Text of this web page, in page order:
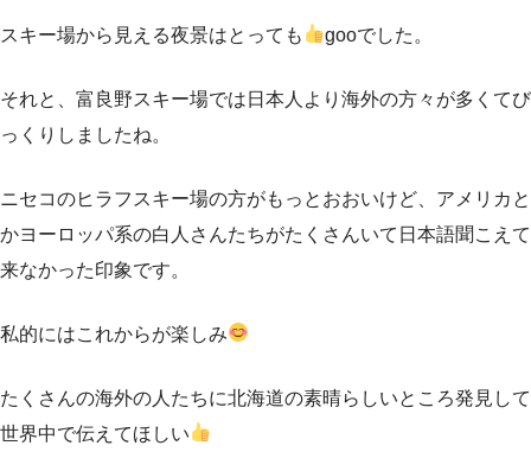
スキー場から見える夜景はとっても gooでした。
それと、富良野スキー場では日本人より海外の方々が多くてび
っくりしましたね。
ニセコのヒラフスキー場の方がもっとおおいけど、アメリカと
かヨーロッパ系の白人さんたちがたくさんいて日本語聞こえて
来なかった印象です。
私的にはこれからが楽しみ
たくさんの海外の人たちに北海道の素晴らしいところ発見して
世界中で伝えてほしい